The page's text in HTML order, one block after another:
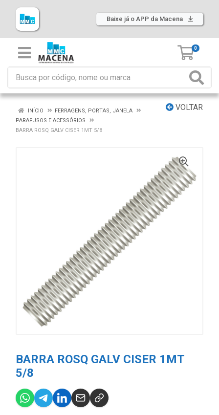
Baixe já o APP da Macena
0
VOLTAR
INÍCIO
FERRAGENS, PORTAS, JANELA
PARAFUSOS E ACESSÓRIOS
BARRA ROSQ GALV CISER 1MT 5/8
BARRA ROSQ GALV CISER 1MT
5/8